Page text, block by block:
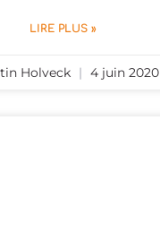
LIRE PLUS »
Holveck 4 juin 2020